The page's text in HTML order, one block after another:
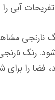
آبی
نارنجی
رنگ
فضا را